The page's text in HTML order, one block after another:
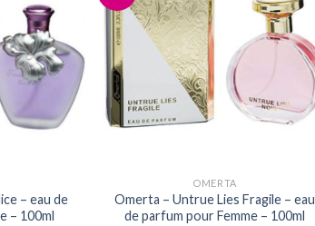
– eau de
– 100ml
OMERTA
Omerta – Untrue Lies Fragile – eau
de parfum pour Femme – 100ml